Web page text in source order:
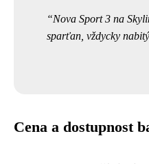
Nova Sport 3 na
sparťan, vždycky
Cena a dostupnost